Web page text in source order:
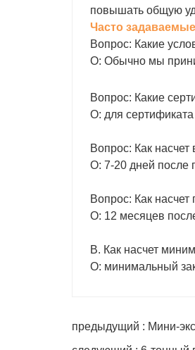
повышать общую
Часто
Вопрос: Какие
О: Обычно мы
Вопрос: Какие
О: для сертификата
Вопрос: Как
О: 7-20 дней после
Вопрос: Как насчет
О: 12 месяцев
В. Как насчет
О: минимальный
предыдущий : Мини-